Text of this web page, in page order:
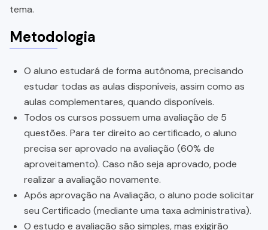
tema.
Metodologia
O aluno estudará de forma autônoma, precisando
estudar todas as aulas disponíveis, assim como as
aulas complementares, quando disponíveis.
Todos os cursos possuem uma avaliação de 5
questões. Para ter direito ao certificado, o aluno
precisa ser aprovado na avaliação (60% de
aproveitamento). Caso não seja aprovado, pode
realizar a avaliação novamente.
Após aprovação na Avaliação, o aluno pode solicitar
seu Certificado (mediante uma taxa administrativa).
O estudo e avaliação são simples, mas exigirão